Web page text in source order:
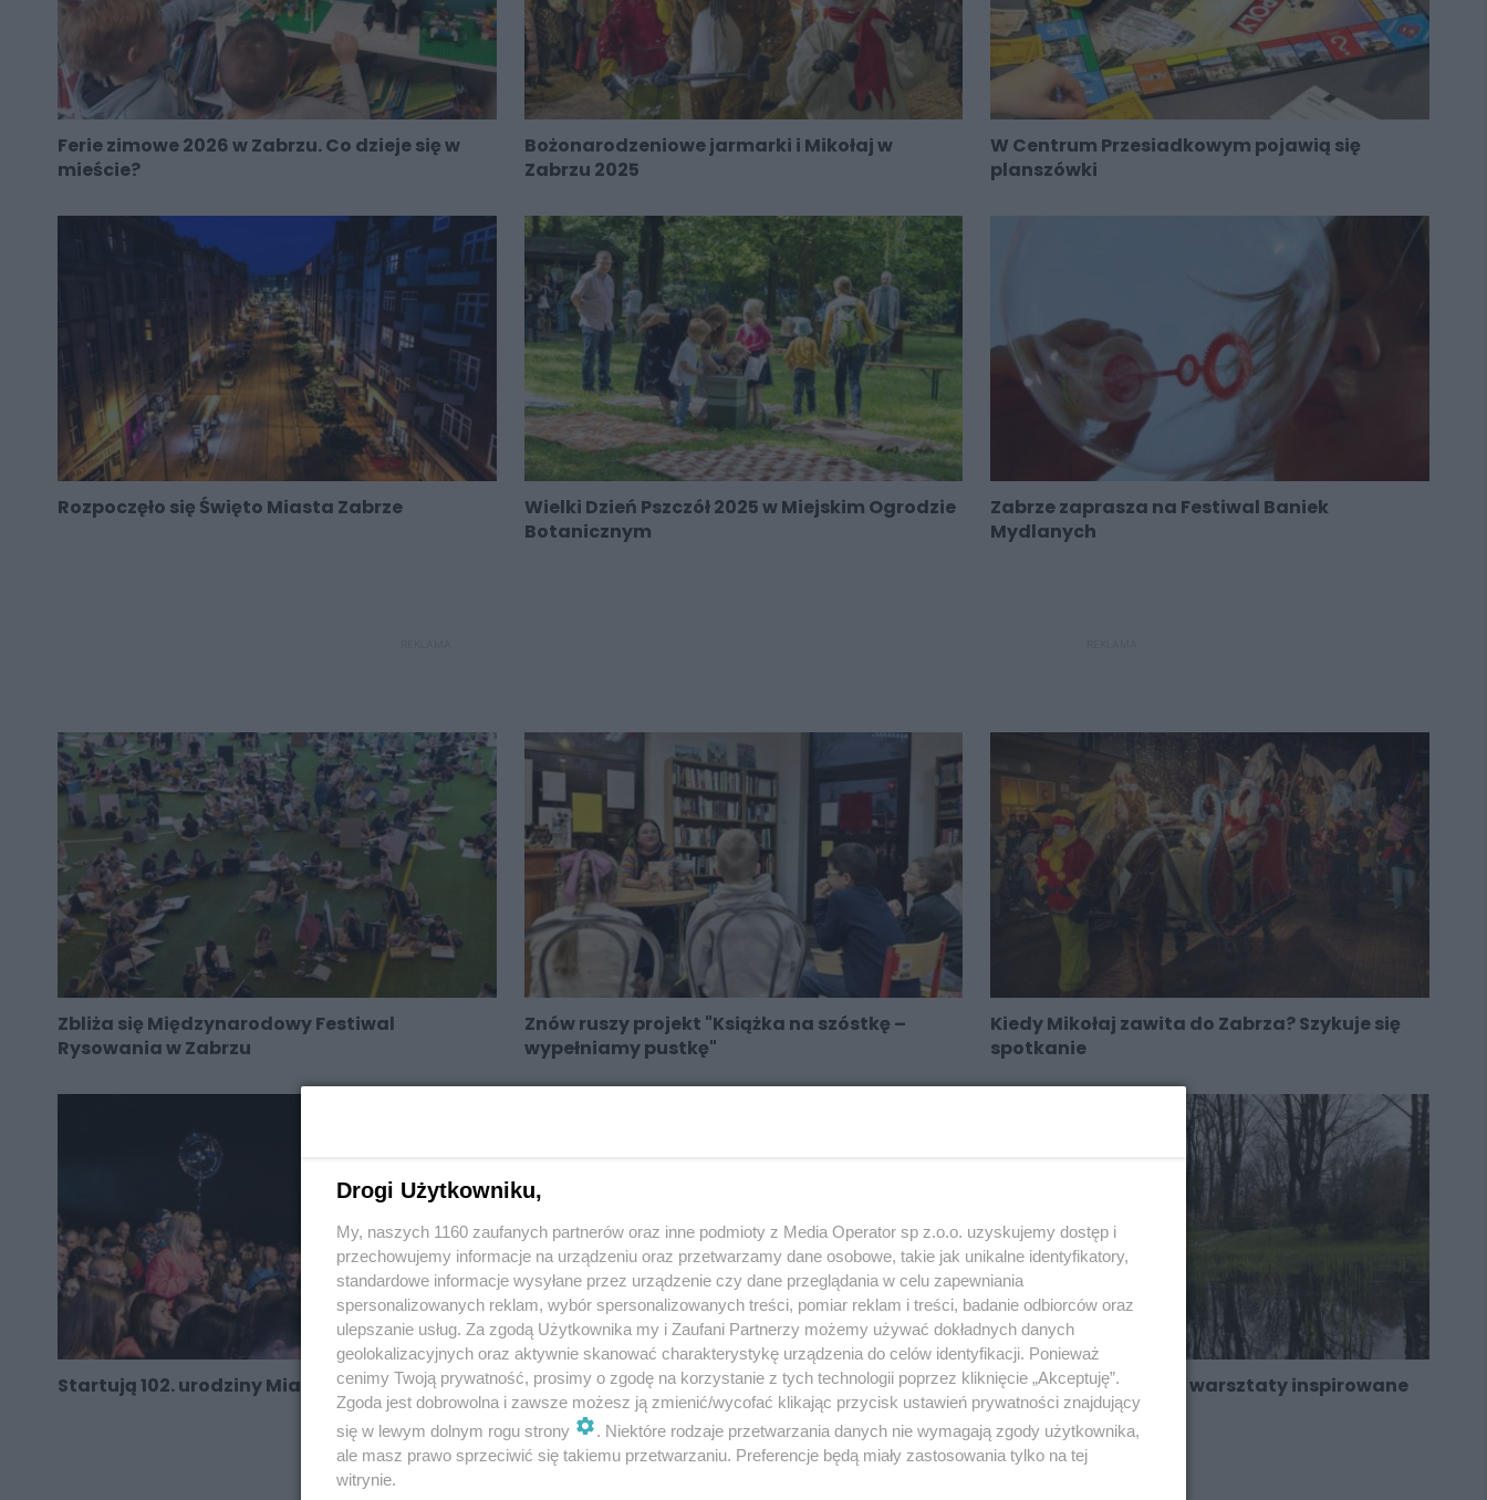
Ferie zimowe 2026 w Zabrzu. Co dzieje się w
mieście?
Bożonarodzeniowe jarmarki i Mikołaj w
Zabrzu 2025
W Centrum Przesiadkowym pojawią się
planszówki
Rozpoczęło się Święto Miasta Zabrze
Wielki Dzień Pszczół 2025 w Miejskim Ogrodzie
Botanicznym
Zabrze zaprasza na Festiwal Baniek
Mydlanych
Zbliża się Międzynarodowy Festiwal
Rysowania w Zabrzu
Znów ruszy projekt "Książka na szóstkę –
wypełniamy pustkę"
Kiedy Mikołaj zawita do Zabrza? Szykuje się
spotkanie
Startują 102. urodziny Miasta Zabrze
Nowości w żłobku przy ul. Niedziałkowskiego
w Zabrzu
W Zabrzu odbędą się warsztaty inspirowane
światem Tolkiena
Drogi Użytkowniku,
My, naszych 1160 zaufanych partnerów oraz inne podmioty z Media Operator sp z.o.o. uzyskujemy dostęp i
przechowujemy informacje na urządzeniu oraz przetwarzamy dane osobowe, takie jak unikalne identyfikatory,
standardowe informacje wysyłane przez urządzenie czy dane przeglądania w celu zapewniania
spersonalizowanych reklam, wybór spersonalizowanych treści, pomiar reklam i treści, badanie odbiorców oraz
ulepszanie usług. Za zgodą Użytkownika my i Zaufani Partnerzy możemy używać dokładnych danych
geolokalizacyjnych oraz aktywnie skanować charakterystykę urządzenia do celów identyfikacji. Ponieważ
cenimy Twoją prywatność, prosimy o zgodę na korzystanie z tych technologii poprzez kliknięcie „Akceptuję”.
Zgoda jest dobrowolna i zawsze możesz ją zmienić/wycofać klikając przycisk ustawień prywatności znajdujący
się w lewym dolnym rogu strony
. Niektóre rodzaje przetwarzania danych nie wymagają zgody użytkownika,
ale masz prawo sprzeciwić się takiemu przetwarzaniu. Preferencje będą miały zastosowania tylko na tej
witrynie.